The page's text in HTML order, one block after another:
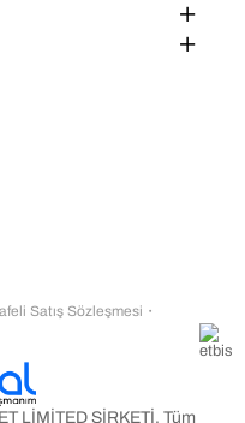
LİMİTED ŞİRKETİ. Tüm
Satış Sözleşmesi ・